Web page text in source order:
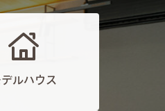
ルハウス